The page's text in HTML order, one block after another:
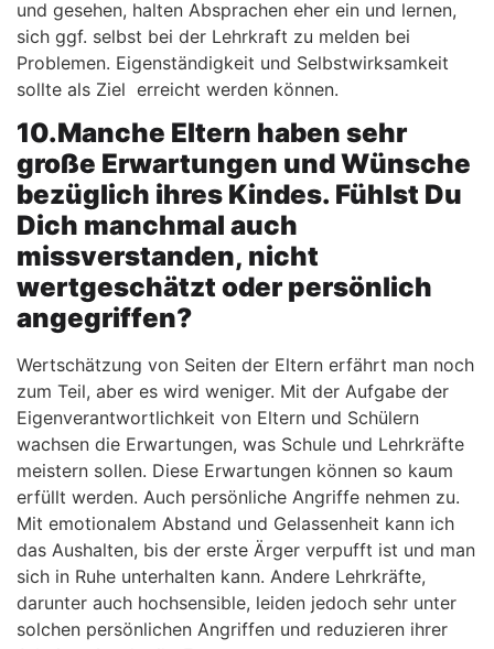
und gesehen, halten Absprachen eher ein und lernen,
sich ggf. selbst bei der Lehrkraft zu melden bei
Problemen. Eigenständigkeit und Selbstwirksamkeit
sollte als Ziel erreicht werden können.
10.Manche Eltern haben sehr
große Erwartungen und Wünsche
bezüglich ihres Kindes. Fühlst Du
Dich manchmal auch
missverstanden, nicht
wertgeschätzt oder persönlich
angegriffen?
Wertschätzung von Seiten der Eltern erfährt man noch
zum Teil, aber es wird weniger. Mit der Aufgabe der
Eigenverantwortlichkeit von Eltern und Schülern
wachsen die Erwartungen, was Schule und Lehrkräfte
meistern sollen. Diese Erwartungen können so kaum
erfüllt werden. Auch persönliche Angriffe nehmen zu.
Mit emotionalem Abstand und Gelassenheit kann ich
das Aushalten, bis der erste Ärger verpufft ist und man
sich in Ruhe unterhalten kann. Andere Lehrkräfte,
darunter auch hochsensible, leiden jedoch sehr unter
solchen persönlichen Angriffen und reduzieren ihrer